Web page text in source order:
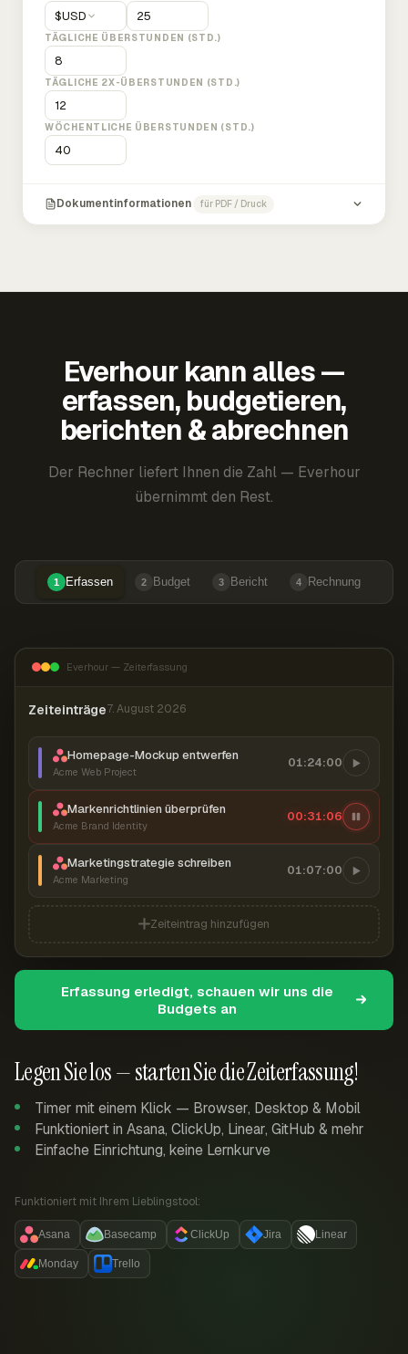
$USD
TÄGLICHE ÜBERSTUNDEN (STD.)
TÄGLICHE 2X-ÜBERSTUNDEN (STD.)
WÖCHENTLICHE ÜBERSTUNDEN (STD.)
Dokumentinformationen für PDF / Druck
Everhour kann alles —
erfassen, budgetieren,
berichten & abrechnen
Der Rechner liefert Ihnen die Zahl — Everhour
übernimmt den Rest.
1 Erfassen 2 Budget 3 Bericht 4 Rechnung
Legen Sie los — starten Sie die Zeiterfassung!
Timer mit einem Klick — Browser, Desktop & Mobil
Funktioniert in Asana, ClickUp, Linear, GitHub & mehr
Einfache Einrichtung, keine Lernkurve
Funktioniert mit Ihrem Lieblingstool:
Asana Basecamp ClickUp Jira Linear
Monday Trello
Everhour — Zeiterfassung
Zeiteinträge7. August 2026
Homepage-Mockup entwerfen
Acme Web Project
01:24:00
Markenrichtlinien überprüfen
Acme Brand Identity
00:31:07
Marketingstrategie schreiben
Acme Marketing
01:07:00
Zeiteintrag hinzufügen
Erfassung erledigt, schauen wir uns die
Budgets an